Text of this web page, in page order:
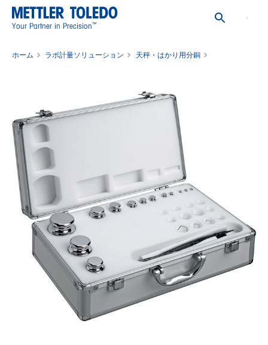
Your Partner in Precision™
ホーム ラボ計量ソリューション
天秤・はかり用分銅